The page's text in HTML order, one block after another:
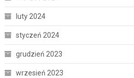
luty 2024
styczeń 2024
grudzień 2023
wrzesień 2023